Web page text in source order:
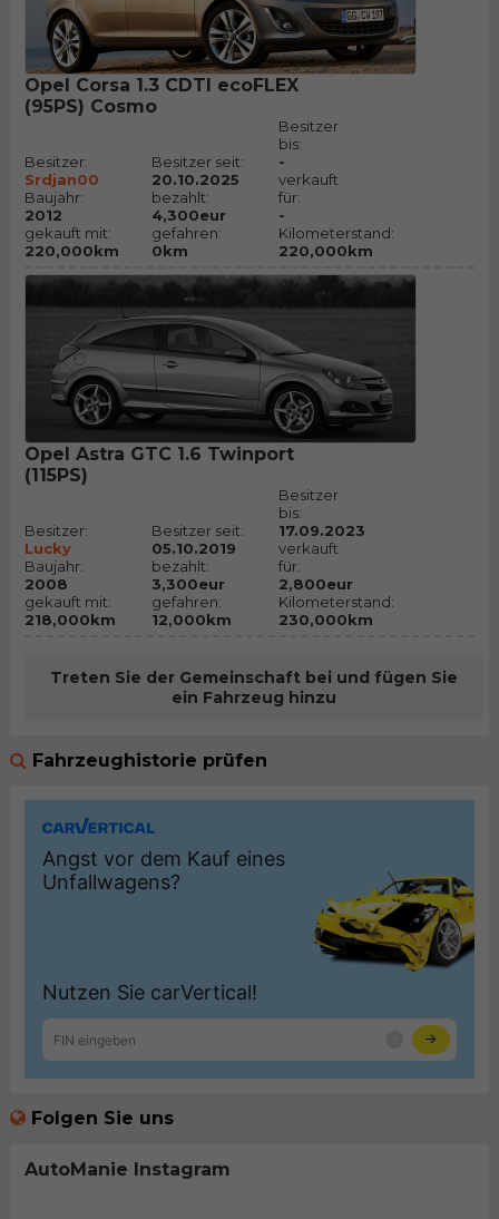
Opel Corsa 1.3 CDTI ecoFLEX
(95PS) Cosmo
Besitzer:
Srdjan00
Baujahr:
2012
gekauft mit:
220,000km
Besitzer seit:
20.10.2025
bezahlt:
4,300eur
gefahren:
0km
Besitzer
bis:
-
verkauft
für:
-
Kilometerstand:
220,000km
Opel Astra GTC 1.6 Twinport
(115PS)
Besitzer:
Lucky
Baujahr:
2008
gekauft mit:
218,000km
Besitzer seit:
05.10.2019
bezahlt:
3,300eur
gefahren:
12,000km
Besitzer
bis:
17.09.2023
verkauft
für:
2,800eur
Kilometerstand:
230,000km
Treten Sie der Gemeinschaft bei und fügen Sie
ein Fahrzeug hinzu
Fahrzeughistorie prüfen
Folgen Sie uns
AutoManie Instagram